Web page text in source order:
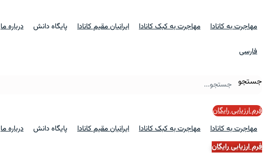
مهاجرت به کانادا مهاجرت به کبک کانادا ایرانیان مقیم کانادا پایگاه دانش درباره ما
فارسی
جستجو
فرم ارزیابی رایگان
مهاجرت به کانادا
مهاجرت به کبک کانادا ایرانیان مقیم کانادا پایگاه دانش درباره ما
فرم ارزیابی رایگان